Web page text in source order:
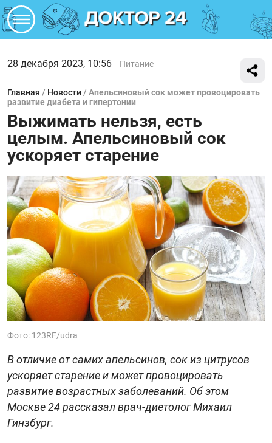
28 декабря 2023, 10:56 Питание
Главная / Новости / Апельсиновый сок может провоцировать
развитие диабета и гипертонии
Выжимать нельзя, есть
целым. Апельсиновый сок
ускоряет старение
Фото: 123RF/udra
В отличие от самих апельсинов, сок из цитрусов
ускоряет старение и может провоцировать
развитие возрастных заболеваний. Об этом
Москве 24 рассказал врач-диетолог Михаил
Гинзбург.